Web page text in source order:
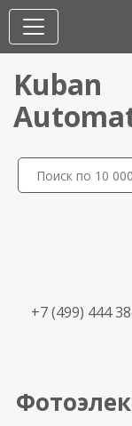
Kuban
+7 (499) 444